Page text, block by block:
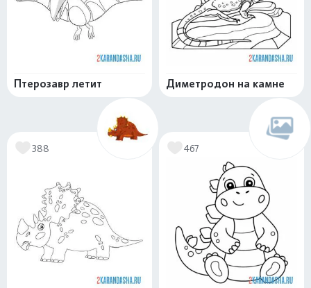
Птерозавр летит Диметродон на камне
388 467